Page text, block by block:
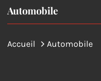
Automobile
Accueil Automobile